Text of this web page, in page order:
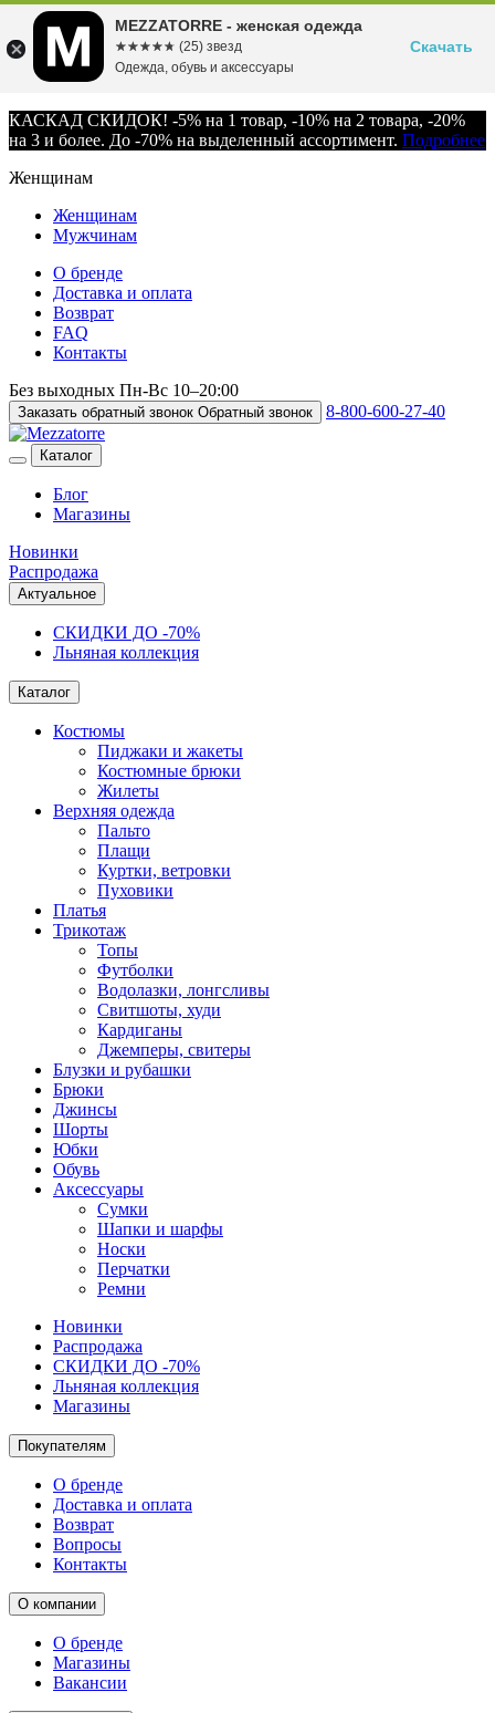
КАСКАД СКИДОК! -5% на 1 товар, -10% на 2 товара, -20%
на 3 и более. До -70% на выделенный ассортимент. Подробнее
Женщинам
Женщинам
Мужчинам
О бренде
Доставка и оплата
Возврат
FAQ
Контакты
Без выходных Пн-Вс 10–20:00
Заказать обратный звонок Обратный звонок 8-800-600-27-40
Каталог
Блог
Магазины
Новинки
Распродажа
Актуальное
СКИДКИ ДО -70%
Льняная коллекция
Каталог
Костюмы
Пиджаки и жакеты
Костюмные брюки
Жилеты
Верхняя одежда
Пальто
Плащи
Куртки, ветровки
Пуховики
Платья
Трикотаж
Топы
Футболки
Водолазки, лонгсливы
Свитшоты, худи
Кардиганы
Джемперы, свитеры
Блузки и рубашки
Брюки
Джинсы
Шорты
Юбки
Обувь
Аксессуары
Сумки
Шапки и шарфы
Носки
Перчатки
Ремни
Новинки
Распродажа
СКИДКИ ДО -70%
Льняная коллекция
Магазины
Покупателям
О бренде
Доставка и оплата
Возврат
Вопросы
Контакты
О компании
О бренде
Магазины
Вакансии
MEZZATORRE - женская одежда
☆☆☆☆☆
★★★★★ (25) звезд
Одежда, обувь и аксессуары
Скачать